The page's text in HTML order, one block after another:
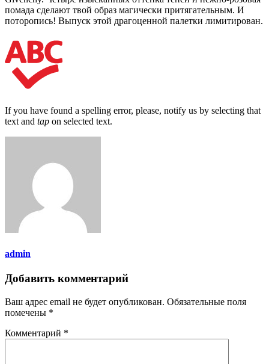
помада сделают твой образ магически притягательным. И
поторопись! Выпуск этой драгоценной палетки лимитирован.
If you have found a spelling error, please, notify us by selecting that
text and tap on selected text.
admin
Добавить комментарий
Ваш адрес email не будет опубликован. Обязательные поля
помечены *
Комментарий *